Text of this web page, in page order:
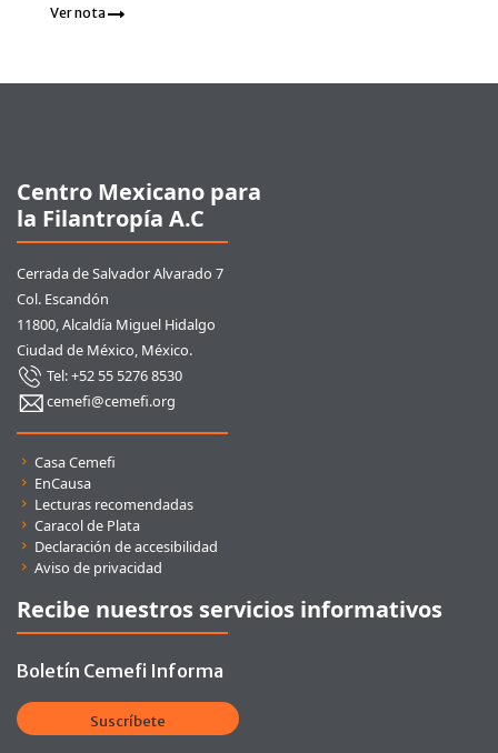
Ver nota
Centro Mexicano para
la Filantropía A.C
Cerrada de Salvador Alvarado 7
Col. Escandón
11800, Alcaldía Miguel Hidalgo
Ciudad de México, México.
Tel: +52 55 5276 8530
cemefi@cemefi.org
Enlaces rápidos
Casa Cemefi
EnCausa
Lecturas recomendadas
Caracol de Plata
Declaración de accesibilidad
Aviso de privacidad
Recibe nuestros servicios informativos
Boletín Cemefi Informa
Suscríbete